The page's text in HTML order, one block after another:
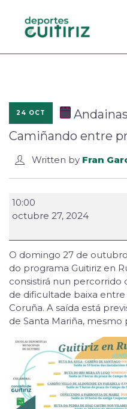
Actualidade
Contacto
Concello
24 OCT
Camiñando entre
Written by Fran
10:00
octubre 27, 2024
O domingo 27 de
do programa Guitiriz en
consistirá nun percorrido
de dificultade baixa
Coruña. A saída está
de Santa Mariña,